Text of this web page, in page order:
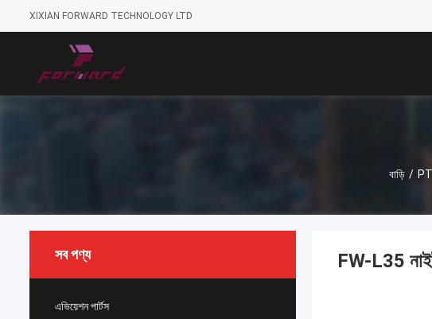
XIXIAN FORWARD TECHNOLOGY LTD
বাড়ি /
সব পণ্য
এভিয়েশন পার্টস
FW-L35